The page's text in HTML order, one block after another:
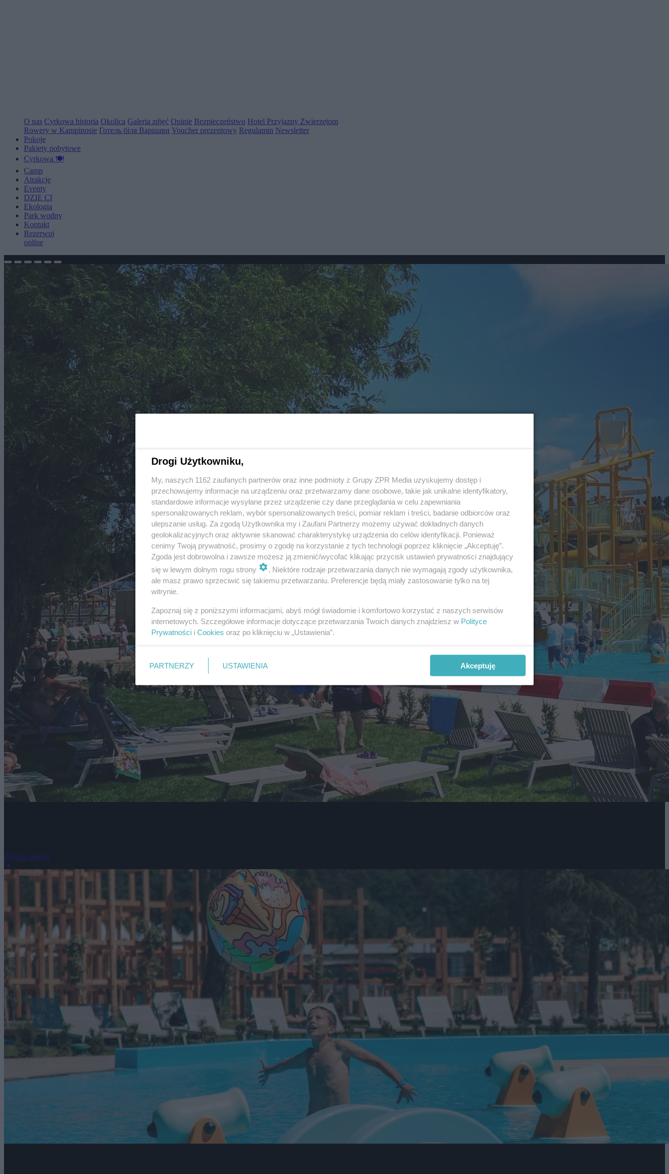
O nas Cyrkowa historia Okolica Galeria zdjęć Opinie Bezpieczeństwo Hotel Przyjazny Zwierzętom
Rowery w Kampinosie Готель біля Варшави Voucher prezentowy Regulamin Newsletter
Pokoje
Pakiety pobytowe
Cyrkowa 🍽️
Camp
Atrakcje
Eventy
DZIE CI
Ekologia
Park wodny
Kontakt
Rezerwuj
online
Zobacz więcej
Drogi Użytkowniku,
My, naszych 1162 zaufanych partnerów oraz inne podmioty z Grupy ZPR Media uzyskujemy dostęp i
przechowujemy informacje na urządzeniu oraz przetwarzamy dane osobowe, takie jak unikalne identyfikatory,
standardowe informacje wysyłane przez urządzenie czy dane przeglądania w celu zapewniania
spersonalizowanych reklam, wybór spersonalizowanych treści, pomiar reklam i treści, badanie odbiorców oraz
ulepszanie usług. Za zgodą Użytkownika my i Zaufani Partnerzy możemy używać dokładnych danych
geolokalizacyjnych oraz aktywnie skanować charakterystykę urządzenia do celów identyfikacji. Ponieważ
cenimy Twoją prywatność, prosimy o zgodę na korzystanie z tych technologii poprzez kliknięcie „Akceptuję”.
Zgoda jest dobrowolna i zawsze możesz ją zmienić/wycofać klikając przycisk ustawień prywatności znajdujący
się w lewym dolnym rogu strony
. Niektóre rodzaje przetwarzania danych nie wymagają zgody użytkownika,
ale masz prawo sprzeciwić się takiemu przetwarzaniu. Preferencje będą miały zastosowanie tylko na tej
witrynie.
Zapoznaj się z poniższymi informacjami, abyś mógł świadomie i komfortowo korzystać z naszych serwisów
internetowych. Szczegółowe informacje dotyczące przetwarzania Twoich danych znajdziesz w Polityce
Prywatności i Cookies oraz po kliknięciu w „Ustawienia”.
PARTNERZY USTAWIENIA Akceptuję